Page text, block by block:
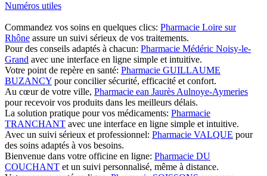
Numéros utiles
Commandez vos soins en quelques clics: Pharmacie Loire sur
Rhône assure un suivi sérieux de vos traitements.
Pour des conseils adaptés à chacun: Pharmacie Médéric Noisy-le-
Grand avec une interface en ligne simple et intuitive.
Votre point de repère en santé: Pharmacie GUILLAUME
BUZANCY pour concilier sécurité, efficacité et confort.
Au cœur de votre ville, Pharmacie ean Jaurès Aulnoye-Aymeries
pour recevoir vos produits dans les meilleurs délais.
La solution pratique pour vos médicaments: Pharmacie
TRANCHANT avec une interface en ligne simple et intuitive.
Avec un suivi sérieux et professionnel: Pharmacie VALQUE pour
des soins adaptés à vos besoins.
Bienvenue dans votre officine en ligne: Pharmacie DU
COUCHANT et un suivi personnalisé, même à distance.